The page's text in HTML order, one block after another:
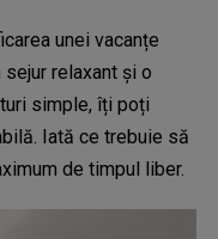
unei vacanțe
relaxant și o
simple, îți poți
Iată ce trebuie să
de timpul liber.